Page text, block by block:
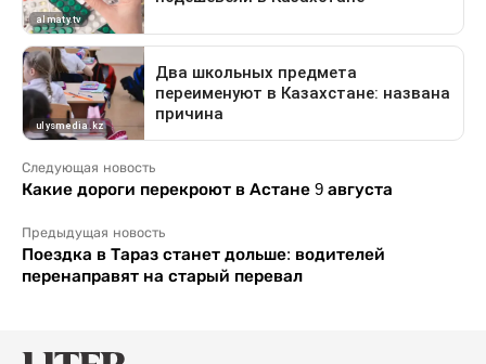
Следующая новость
Какие дороги перекроют в Астане 9 августа
Предыдущая новость
Поездка в Тараз станет дольше: водителей
перенаправят на старый перевал